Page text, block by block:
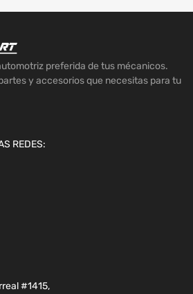
preferida de tus mécanicos.
y accesorios que necesitas para tu
REDES:
#1415,